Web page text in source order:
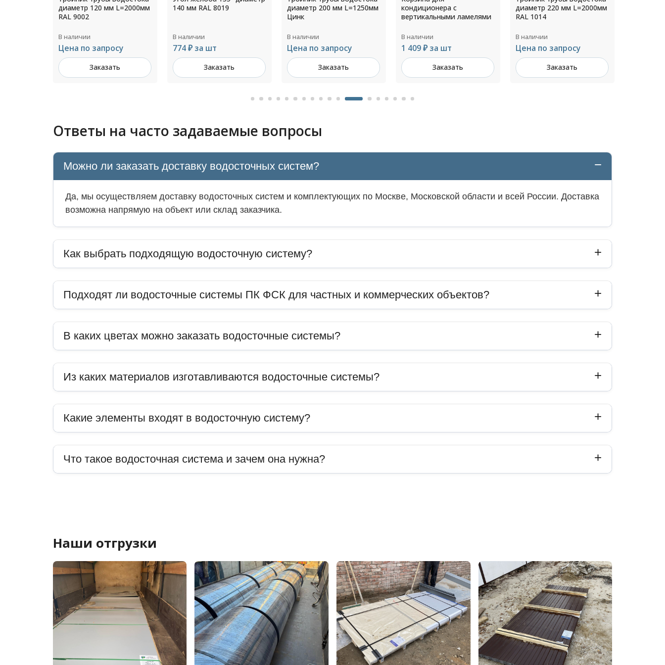
140 мм RAL 8019
В наличии
774 ₽ за шт
Заказать
диаметр 200 мм L=1250мм
В наличии
Цена по запросу
Заказать
кондиционера с
вертикальными ламелями
В наличии
1 409 ₽ за шт
Заказать
диаметр 220 мм L=2000мм
RAL 1014
В наличии
Цена по запросу
Заказать
оцинкованный 103х78х74
толщ.4,0мм Цинк
В наличии
Цена по запросу
Заказать
Ответы на часто задаваемые вопросы
Можно ли заказать доставку водосточных систем?
Да, мы осуществляем доставку водосточных систем и комплектующих по Москве, Московской области и всей России. Доставка
возможна напрямую на объект или склад заказчика.
Как выбрать подходящую водосточную систему?
Подходят ли водосточные системы ПК ФСК для частных и коммерческих объектов?
В каких цветах можно заказать водосточные системы?
Из каких материалов изготавливаются водосточные системы?
Какие элементы входят в водосточную систему?
Что такое водосточная система и зачем она нужна?
Наши отгрузки